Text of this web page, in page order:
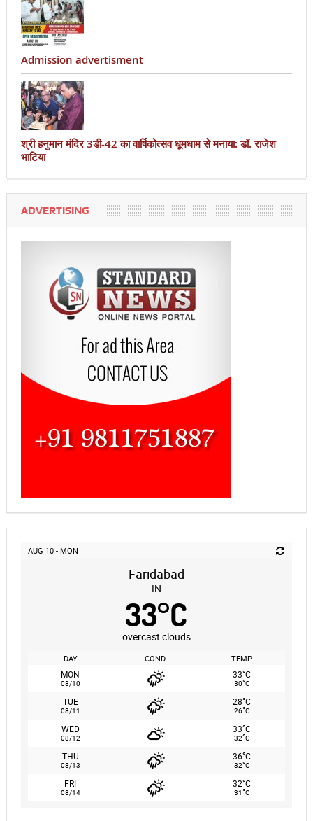
Admission advertisment
श्री हनुमान मंदिर 3डी-42 का वार्षिकोत्सव धूमधाम से मनाया: डॉ. राजेश
भाटिया
ADVERTISING
AUG 10 - MON
Faridabad
IN
33°C
overcast clouds
DAY COND. TEMP.
MON
08/10
33°C
30°C
TUE
08/11
28°C
26°C
WED
08/12
33°C
32°C
THU
08/13
36°C
32°C
FRI
08/14
32°C
31°C